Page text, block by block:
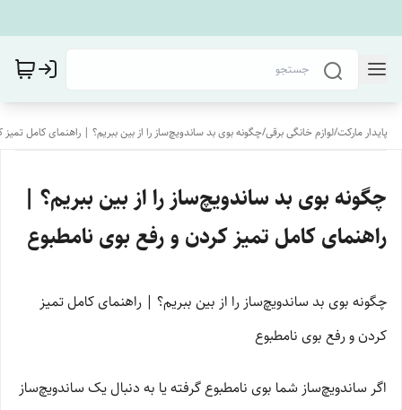
پایدار مارکت/لوازم خانگی برقی/چگونه بوی بد ساندویچ‌ساز را از بین ببریم؟ | راهنمای کامل
چگونه بوی بد ساندویچ‌ساز را از بین ببریم؟ |
راهنمای کامل تمیز کردن و رفع بوی نامطبوع
چگونه بوی بد ساندویچ‌ساز را از بین ببریم؟ | راهنمای کامل تمیز
کردن و رفع بوی نامطبوع
اگر ساندویچ‌ساز شما بوی نامطبوع گرفته یا به دنبال یک ساندویچ‌ساز